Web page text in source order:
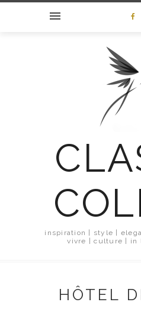
inspiration | style |
vivre | culture | in
HÔTEL